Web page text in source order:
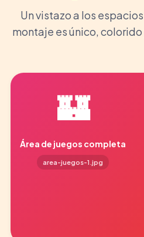
Un vistazo a los
montaje es único,
🏰
Área de juegos completa
area-juegos-1.jpg